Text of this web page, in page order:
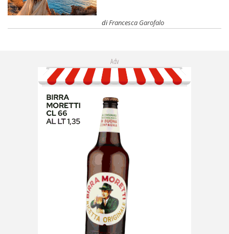
diFrancesca Garofalo
Adv